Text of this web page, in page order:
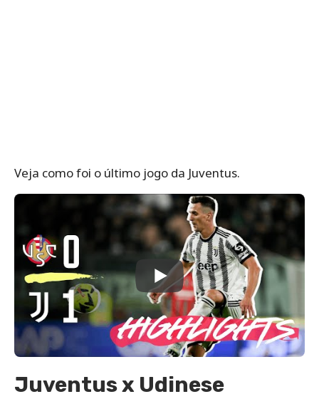
Veja como foi o último jogo da Juventus.
Juventus x Udinese